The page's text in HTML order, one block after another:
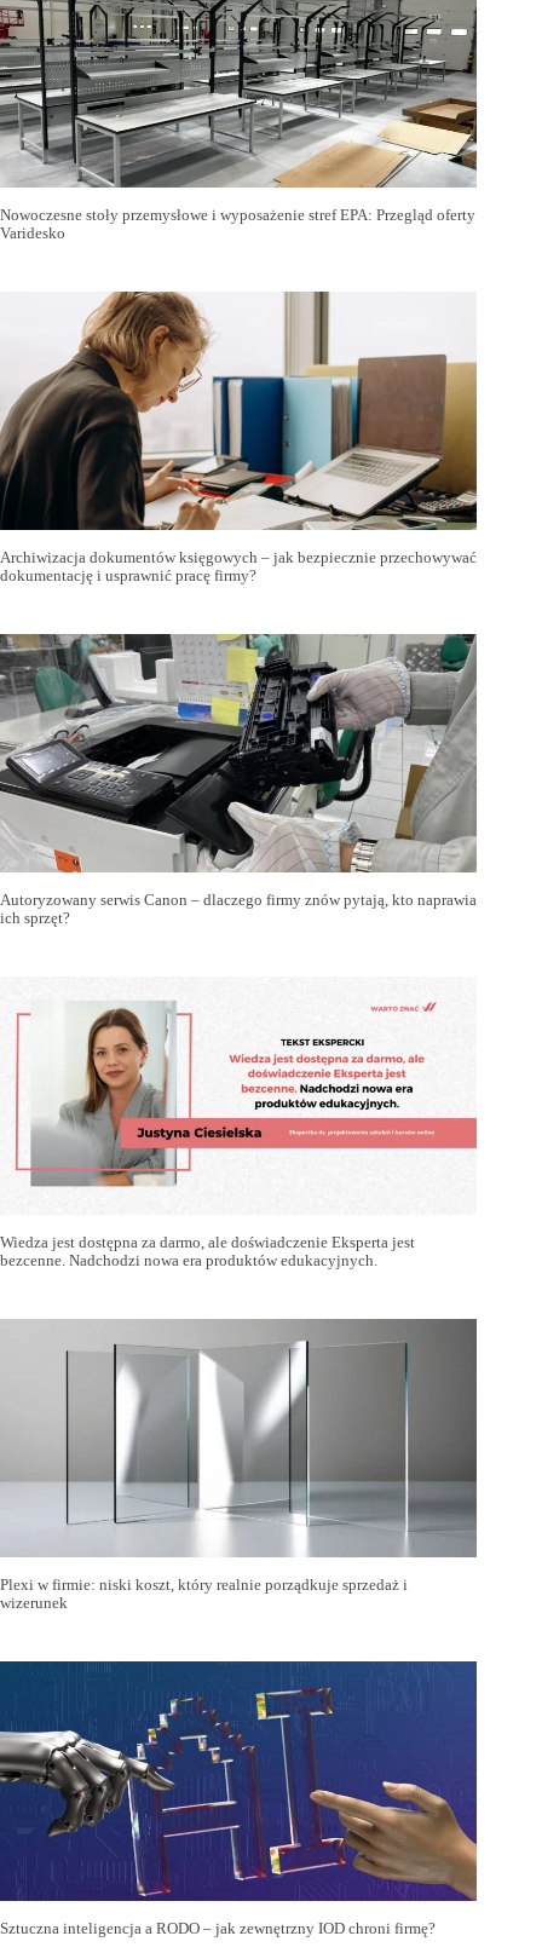
Nowoczesne stoły przemysłowe i wyposażenie stref EPA: Przegląd oferty
Varidesko
Archiwizacja dokumentów księgowych – jak bezpiecznie przechowywać
dokumentację i usprawnić pracę firmy?
Autoryzowany serwis Canon – dlaczego firmy znów pytają, kto naprawia
ich sprzęt?
Wiedza jest dostępna za darmo, ale doświadczenie Eksperta jest
bezcenne. Nadchodzi nowa era produktów edukacyjnych.
Plexi w firmie: niski koszt, który realnie porządkuje sprzedaż i
wizerunek
Sztuczna inteligencja a RODO – jak zewnętrzny IOD chroni firmę?